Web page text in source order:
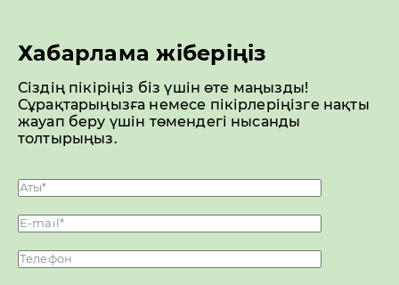
Хабарлама жіберіңіз
Сіздің пікіріңіз біз үшін өте маңызды!
Сұрақтарыңызға немесе пікірлеріңізге нақты
жауап беру үшін төмендегі нысанды
толтырыңыз.